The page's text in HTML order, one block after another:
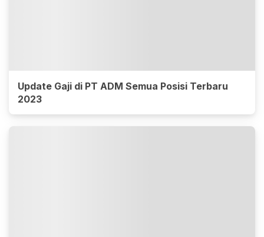
Update Gaji di PT ADM Semua Posisi Terbaru
2023